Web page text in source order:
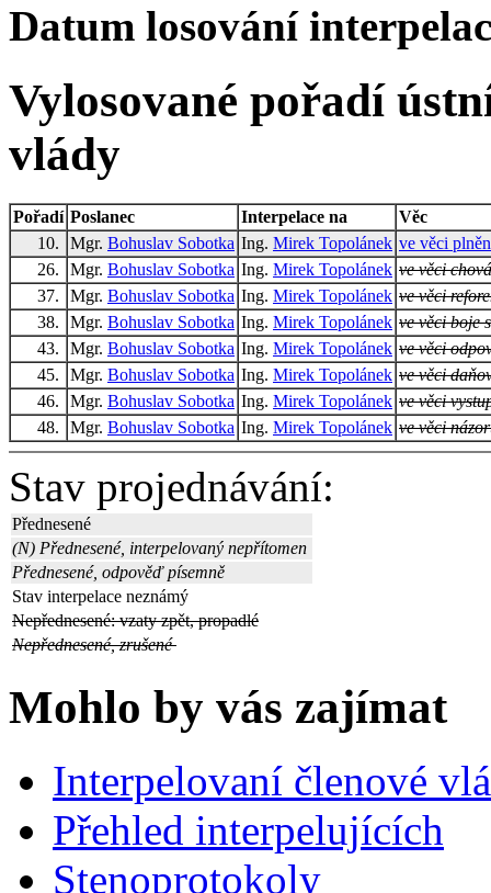
Datum losování
Vylosované pořadí
vlády
Pořadí Poslanec Interpelace na
Věc
10.
Mgr. Bohuslav Sobotka Ing. Mirek Topolánek ve věci
26.
Mgr. Bohuslav Sobotka Ing. Mirek Topolánek ve věci
37.
Mgr. Bohuslav Sobotka Ing. Mirek Topolánek ve věci
38.
Mgr. Bohuslav Sobotka Ing. Mirek Topolánek ve věci boje
43.
Mgr. Bohuslav Sobotka Ing. Mirek Topolánek ve věci
45.
Mgr. Bohuslav Sobotka Ing. Mirek Topolánek ve věci
46.
Mgr. Bohuslav Sobotka Ing. Mirek Topolánek ve věci
48.
Mgr. Bohuslav Sobotka Ing. Mirek Topolánek ve věci
Stav projednávání:
Přednesené
(N) Přednesené, interpelovaný nepřítomen
Přednesené, odpověď písemně
Stav interpelace neznámý
Nepřednesené: vzaty zpět, propadlé
Nepřednesené, zrušené
Mohlo by vás zajímat
Interpelovaní členové
Přehled interpelujících
Stenoprotokoly